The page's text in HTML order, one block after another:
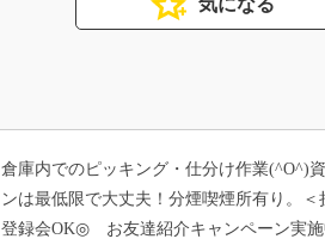
気になる
倉庫内でのピッキング・仕分け作業(^O^)
ンは最低限で大丈夫！分煙喫煙所有り。
登録会OK◎ お友達紹介キャンペーン実